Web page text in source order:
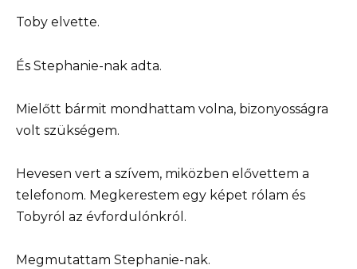
Toby elvette.
És Stephanie-nak adta.
Mielőtt bármit mondhattam volna, bizonyosságra
volt szükségem.
Hevesen vert a szívem, miközben elővettem a
telefonom. Megkerestem egy képet rólam és
Tobyról az évfordulónkról.
Megmutattam Stephanie-nak.